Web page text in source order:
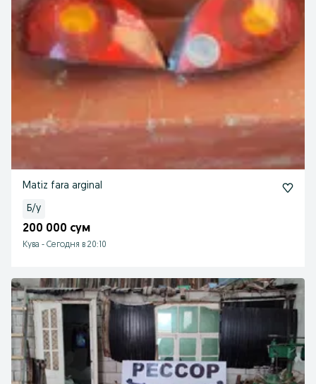
Matiz fara arginal
Б/у
200 000 сум
Кува - Сегодня в 20:10